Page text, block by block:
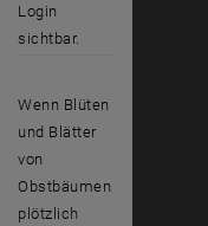
Login
sichtbar.
Wenn Blüten
und Blätter
von
Obstbäumen
plötzlich